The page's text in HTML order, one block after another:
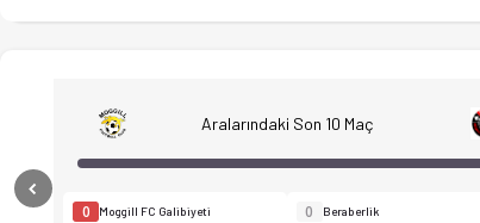
Aralarındaki Son 10 Maç
0 Moggill FC Galibiyeti 0 Beraberlik
Previous